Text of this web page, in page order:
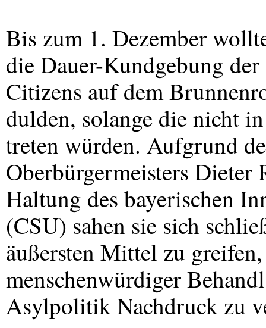
Bis zum 1. Dezember
die Dauer-Kundgebung
Citizens auf dem
dulden, solange die nicht
treten würden. Aufgrund
Oberbürgermeisters Dieter
Haltung des bayerischen
(CSU) sahen sie sich
äußersten Mittel zu
menschenwürdiger
Asylpolitik Nachdruck zu